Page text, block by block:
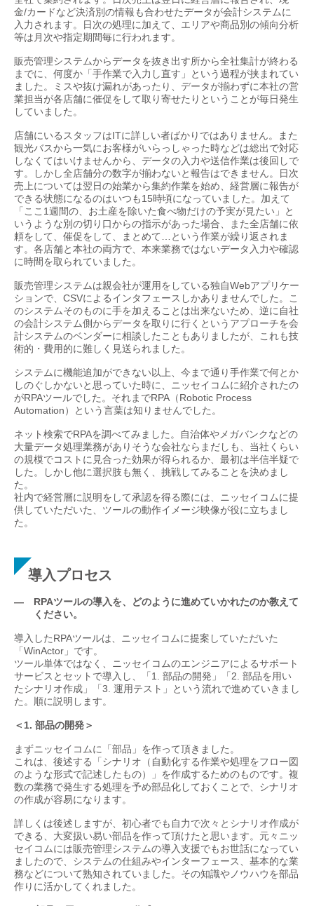
金/カードなど決済別の情報も合わせたデータが会計システムに
入力されます。日次の処理に加えて、エリアや商品別の傾向分析
等は月次や指定期間毎に行われます。
販売管理システムからデータを抜き出す所から全社集計が終わる
までに、何度か「手作業で入力し直す」という過程が挟まれてい
ました。ミスや抜け漏れがあったり、データが揃わずに本社の営
業担当が各店舗に催促をして取り寄せたりということが毎日発生
していました。
店舗にいるスタッフはITに詳しい者ばかりではありません。また
観光バスから一気にお客様がいらっしゃった時などは総出で対応
しなくてはいけませんから、データの入力や送信作業は後回しで
す。しかし全店舗分の数字が揃わないと報告はできません。日次
売上については翌日の始業から集約作業を始め、経営層に報告が
できる状態になるのはいつも15時頃になっていました。加えて
「ここ1週間の、お土産を除いた食べ物だけの予実が見たい」と
いうような別の切り口からの指示があった場合、また全店舗に依
頼をして、催促をして、まとめて…という作業が繰り返されま
す。各店舗と本社の両方で、本来業務ではないデータ入力や確認
に時間を取られていました。
販売管理システムは親会社が運用をしている独自Webアプリケー
ションで、CSVによるインタフェースしかありませんでした。こ
のシステムそのものに手を加えることは出来ないため、逆に自社
の会計システム側からデータを取りに行くというアプローチを会
計システムのベンダーに相談したこともありましたが、これも技
術的・費用的に難しく見送られました。
システムに機能追加ができない以上、今まで通り手作業で何とか
しのぐしかないと思っていた時に、ニッセイコムに紹介されたの
がRPAツールでした。それまでRPA（Robotic Process
Automation）という言葉は知りませんでした。
ネット検索でRPAを調べてみました。自治体やメガバンクなどの
大量データ処理業務がありそうな会社ならまだしも、当社くらい
の規模でコストに見合った効果が得られるか、最初は半信半疑で
した。しかし他に選択肢も無く、挑戦してみることを決めまし
た。
社内で経営層に説明をして承認を得る際には、ニッセイコムに提
供していただいた、ツールの動作イメージ映像が役に立ちまし
た。
導入プロセス
— RPAツールの導入を、どのように進めていかれたのか教えて
ください。
導入したRPAツールは、ニッセイコムに提案していただいた
「WinActor」です。
ツール単体ではなく、ニッセイコムのエンジニアによるサポート
サービスとセットで導入し、「1. 部品の開発」「2. 部品を用い
たシナリオ作成」「3. 運用テスト」という流れで進めていきまし
た。順に説明します。
＜1. 部品の開発＞
まずニッセイコムに「部品」を作って頂きました。
これは、後述する「シナリオ（自動化する作業や処理をフロー図
のような形式で記述したもの）」を作成するためのものです。複
数の業務で発生する処理を予め部品化しておくことで、シナリオ
の作成が容易になります。
詳しくは後述しますが、初心者でも自力で次々とシナリオ作成が
できる、大変扱い易い部品を作って頂けたと思います。元々ニッ
セイコムには販売管理システムの導入支援でもお世話になってい
ましたので、システムの仕組みやインターフェース、基本的な業
務などについて熟知されていました。その知識やノウハウを部品
作りに活かしてくれました。